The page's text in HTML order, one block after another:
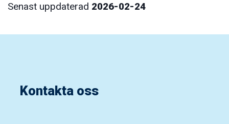
Senast uppdaterad 2026-02-24
Kontakta oss